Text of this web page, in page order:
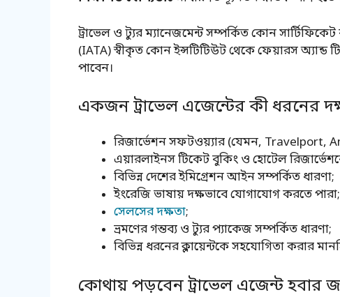
ট্রাভেল ও ট্যুর ম্যানেজমেন্ট সম্পর্কিত কোন সার্টিফিকেট
(IATA) স্বীকৃত কোন ইন্সটিটিউট থেকে ফেয়ারস অ্যান্ড
পাবেন।
একজন ট্রাভেল এজেন্টের কী ধরনের
রিজার্ভেশন সফটওয়্যার (যেমন, Travelport,
এয়ারলাইনস টিকেট বুকিং ও হোটেল
বিভিন্ন দেশের ইমিগ্রেশন আইন সম্পর্কিত ধারণা;
ইংরেজি ভাষায় দক্ষভাবে যোগাযোগ করতে পারা;
সেলসের দক্ষতা;
ভ্রমণের গন্তব্য ও ট্যুর প্যাকেজ সম্পর্কিত ধারণা;
বিভিন্ন ধরনের ক্লায়েন্টকে সহযোগিতা করার
কোথায় পড়বেন ট্রাভেল এজেন্ট হবার